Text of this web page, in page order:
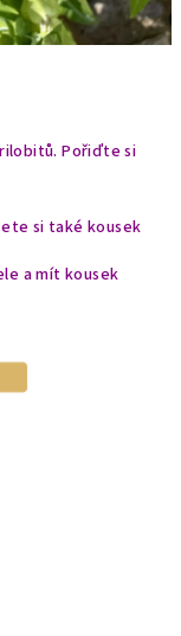
Pořiďte si
si také kousek
a mít kousek